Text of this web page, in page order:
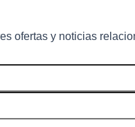
ofertas y noticias